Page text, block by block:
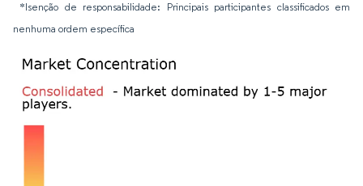
*Isenção de responsabilidade: Principais participantes classificados em
nenhuma ordem específica